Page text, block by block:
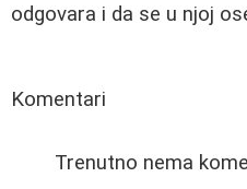
odgovara i da se u njoj
Komentari
Trenutno nema